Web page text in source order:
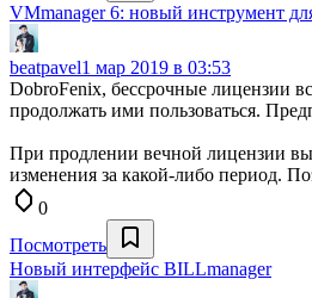
VMmanager 6: новый инструмент
beatpavel1 мар 2019 в 03:53
DobroFenix, бессрочные лицензии
продолжать ими пользоваться.
При продлении вечной лицензии вы
изменения за какой-либо период.
0
Посмотреть
Новый интерфейс BILLmanager